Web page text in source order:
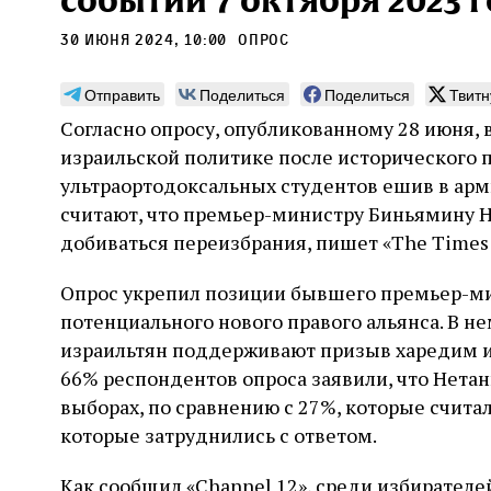
30 июня 2024, 10:00 опрос
Отправить Поделиться Поделиться
Согласно опросу, опубликованному 28
израильской политике после
ультраортодоксальных студентов ешив в
считают, что премьер-министру Биньямину
добиваться переизбрания, пишет «The
Опрос укрепил позиции бывшего премьер-
потенциального нового правого альянса. В
израильтян поддерживают призыв харедим
66% респондентов опроса заявили, что
выборах, по сравнению с 27%, которые
которые затруднились с ответом.
Погромы 1929 года:
неделя, изменившая
судьбу еврейского ишува
Примерно за полторы недели до начала
местам Эрец‑Исраэль. Он посетил, в
частности, Пещеру праотцев и Западную
стену. Он, несомненно, почувствовал
необычайное напряжение и сознательно
отказался приходить к Стене в Тиша бе‑Ав,
чтобы не собирать вокруг себя большое
количество хасидов и жителей города и тем
5 августа Проверено временем Александр
и
По
тела
день
2